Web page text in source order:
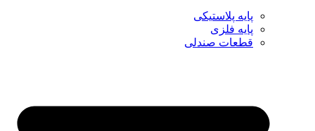
پایه پلاستیکی
پایه فلزی
قطعات صندلی